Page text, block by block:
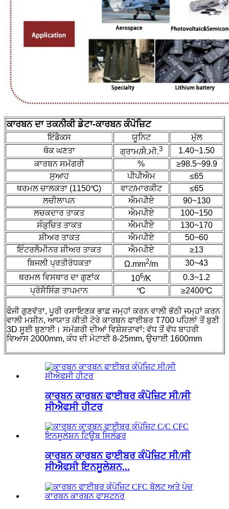
ਕਾਰਬਨ ਦਾ ਤਕਨੀਕੀ ਡੇਟਾ-ਕਾਰਬਨ ਕੰਪੋਜ਼ਿਟ
ਇੰਡੈਕਸ ਯੂਨਿਟ
ਮੁੱਲ
ਥੋਕ ਘਣਤਾ
ਗ੍ਰਾਮ/ਸੈ.ਮੀ.3
1.40~1.50
ਕਾਰਬਨ ਸਮੱਗਰੀ
%
≥98.5~99.9
ਸੁਆਹ
ਪੀਪੀਐਮ
≤65
ਥਰਮਲ ਚਾਲਕਤਾ (1150℃)
ਵਾਟ/ਮਾਰਕੀਟ
≤65
ਲਚੀਲਾਪਨ
ਐਮਪੀਏ
90~130
ਲਚਕਦਾਰ ਤਾਕਤ
ਐਮਪੀਏ
100~150
ਸੰਕੁਚਿਤ ਤਾਕਤ
ਐਮਪੀਏ
130~170
ਸ਼ੀਅਰ ਤਾਕਤ
ਐਮਪੀਏ
50~60
ਇੰਟਰਲੈਮੀਨਰ ਸ਼ੀਅਰ ਤਾਕਤ
ਐਮਪੀਏ
≥13
ਬਿਜਲੀ ਪ੍ਰਤੀਰੋਧਕਤਾ
Ω.mm2/m
30~43
ਥਰਮਲ ਵਿਸਥਾਰ ਦਾ ਗੁਣਾਂਕ
106/K
0.3~1.2
ਪ੍ਰੋਸੈਸਿੰਗ ਤਾਪਮਾਨ
℃ ≥2400℃
ਫੌਜੀ ਗੁਣਵੱਤਾ, ਪੂਰੀ ਰਸਾਇਣਕ ਭਾਫ਼ ਜਮ੍ਹਾਂ ਕਰਨ ਵਾਲੀ ਭੱਠੀ ਜਮ੍ਹਾਂ ਕਰਨ
ਵਾਲੀ ਮਸ਼ੀਨ, ਆਯਾਤ ਕੀਤੀ ਟੋਰੇ ਕਾਰਬਨ ਫਾਈਬਰ T700 ਪਹਿਲਾਂ ਤੋਂ ਬੁਣੀ
3D ਸੂਈ ਬੁਣਾਈ। ਸਮੱਗਰੀ ਦੀਆਂ ਵਿਸ਼ੇਸ਼ਤਾਵਾਂ: ਵੱਧ ਤੋਂ ਵੱਧ ਬਾਹਰੀ
ਵਿਆਸ 2000mm, ਕੰਧ ਦੀ ਮੋਟਾਈ 8-25mm, ਉਚਾਈ 1600mm
ਕਾਰਬਨ ਕਾਰਬਨ ਫਾਈਬਰ ਕੰਪੋਜ਼ਿਟ ਸੀ/ਸੀ
ਸੀਐਫਸੀ ਹੀਟਰ
ਕਾਰਬਨ ਕਾਰਬਨ ਫਾਈਬਰ ਕੰਪੋਜ਼ਿਟ ਸੀ/ਸੀ
ਸੀਐਫਸੀ ਇਨਸੂਲੇਸ਼ਨ...